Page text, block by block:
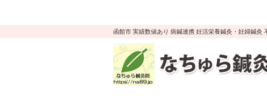
函館市 実績数値あり 病鍼連携 妊活栄養鍼灸・妊婦鍼